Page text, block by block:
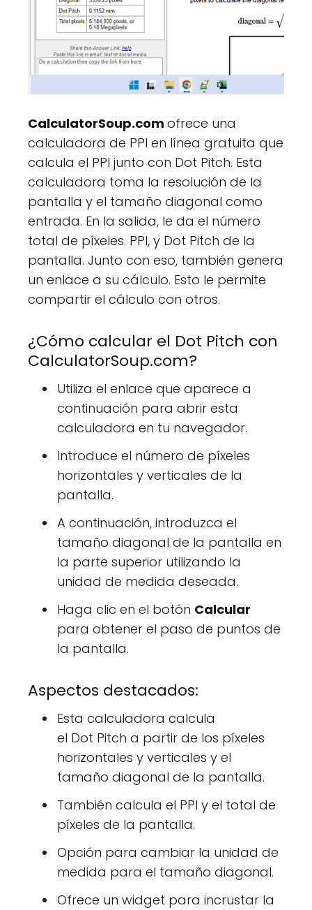
CalculatorSoup.com ofrece una
calculadora de PPI en línea gratuita que
calcula el PPI junto con Dot Pitch. Esta
calculadora toma la resolución de la
pantalla y el tamaño diagonal como
entrada. En la salida, le da el número
total de píxeles. PPI, y Dot Pitch de la
pantalla. Junto con eso, también genera
un enlace a su cálculo. Esto le permite
compartir el cálculo con otros.
¿Cómo calcular el Dot Pitch con
CalculatorSoup.com?
Utiliza el enlace que aparece a
continuación para abrir esta
calculadora en tu navegador.
Introduce el número de píxeles
horizontales y verticales de la
pantalla.
A continuación, introduzca el
tamaño diagonal de la pantalla en
la parte superior utilizando la
unidad de medida deseada.
Haga clic en el botón Calcular
para obtener el paso de puntos de
la pantalla.
Aspectos destacados:
Esta calculadora calcula
el Dot Pitch a partir de los píxeles
horizontales y verticales y el
tamaño diagonal de la pantalla.
También calcula el PPI y el total de
píxeles de la pantalla.
Opción para cambiar la unidad de
medida para el tamaño diagonal.
Ofrece un widget para incrustar la